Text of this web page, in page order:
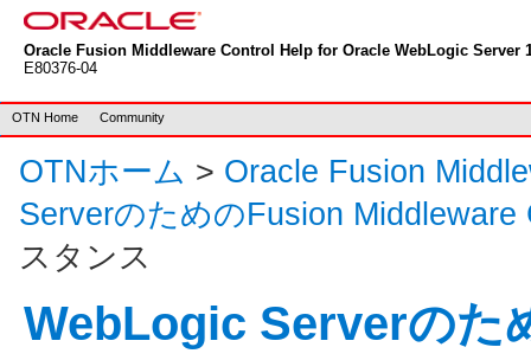
Oracle Fusion Middleware Control Help for Oracle WebLogic Server
E80376-04
OTN Home Community
OTNホーム > Oracle Fusion
ServerのためのFusion Middleware
スタンス
WebLogic Serverのた